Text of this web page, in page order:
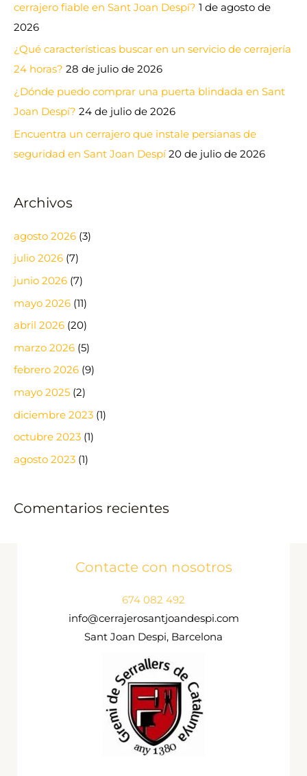
cerrajero fiable en Sant Joan Despí? 1 de agosto de
2026
¿Qué características buscar en un servicio de cerrajería
24 horas? 28 de julio de 2026
¿Dónde puedo comprar una puerta blindada en Sant
Joan Despí? 24 de julio de 2026
Encuentra un cerrajero que instale persianas de
seguridad en Sant Joan Despí 20 de julio de 2026
Archivos
agosto 2026 (3)
julio 2026 (7)
junio 2026 (7)
mayo 2026 (11)
abril 2026 (20)
marzo 2026 (5)
febrero 2026 (9)
mayo 2025 (2)
diciembre 2023 (1)
octubre 2023 (1)
agosto 2023 (1)
Comentarios recientes
Contacte con nosotros
674 082 492
info@cerrajerosantjoandespi.com
Sant Joan Despi, Barcelona